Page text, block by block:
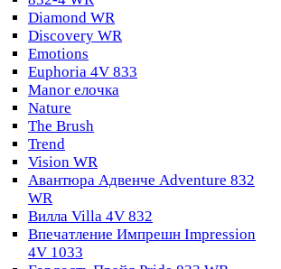
Diamond WR
Discovery WR
Emotions
Euphoria 4V 833
Manor елочка
Nature
The Brush
Trend
Vision WR
Авантюра Адвенче Adventure 832
WR
Вилла Villa 4V 832
Впечатление Импрешн Impression
4V 1033